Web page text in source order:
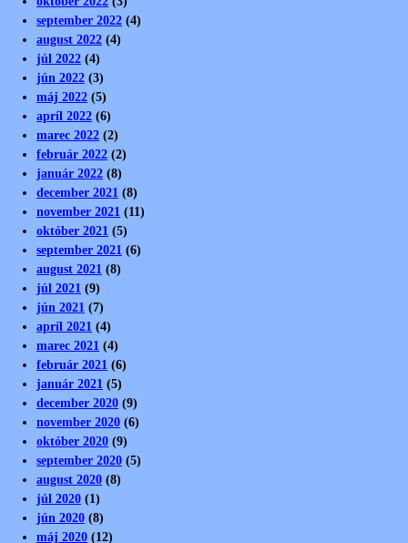
september 2022 (4)
august 2022 (4)
júl 2022 (4)
jún 2022 (3)
máj 2022 (5)
apríl 2022 (6)
marec 2022 (2)
február 2022 (2)
január 2022 (8)
december 2021 (8)
november 2021 (11)
október 2021 (5)
september 2021 (6)
august 2021 (8)
júl 2021 (9)
jún 2021 (7)
apríl 2021 (4)
marec 2021 (4)
február 2021 (6)
január 2021 (5)
december 2020 (9)
november 2020 (6)
október 2020 (9)
september 2020 (5)
august 2020 (8)
júl 2020 (1)
jún 2020 (8)
máj 2020 (12)